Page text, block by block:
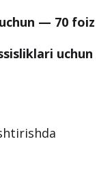
— 70 foiz
uchun